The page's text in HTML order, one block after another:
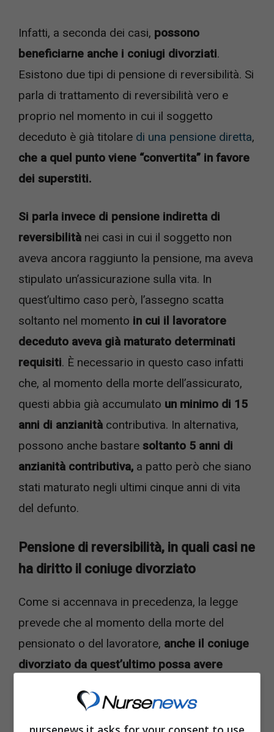
Infatti, a seconda dei casi, possono
beneficiarne anche i coniugi divorziati.
Esistono due tipi di pensione di reversibilità. Si
parla di trattamento di reversibilità vero e
proprio nel momento in cui il soggetto
deceduto è già titolare di una pensione diretta,
che a quel punto viene “convertita” in favore
dei superstiti.
Si parla invece di pensione indiretta di
reversibilità nei casi in cui il soggetto non
aveva ancora raggiunto la pensione, ma aveva
stipulato un’assicurazione sulla vita. In
quest’ultimo caso però, l’assegno scatta
soltanto nel momento in cui il lavoratore
deceduto aveva già maturato determinati
requisiti. È necessario in questo caso infatti
che, al momento della morte dell’assicurato,
questi abbia già accumulato un minimo di 15
anni di anzianità contributiva. In alternativa,
possono anche bastare soltanto 5 anni di
anzianità contributiva, a patto però che siano
stati maturato negli ultimi cinque anni di vita
del defunto.
Pensione di reversibilità, in quali casi ne
ha diritto il coniuge divorziato
Come si accennava in precedenza, la legge
prevede che al momento della morte del
pensionato o del lavoratore, anche il coniuge
divorziato da quest’ultimo possa avere
Questo vale ad esempio nei casi in cui il